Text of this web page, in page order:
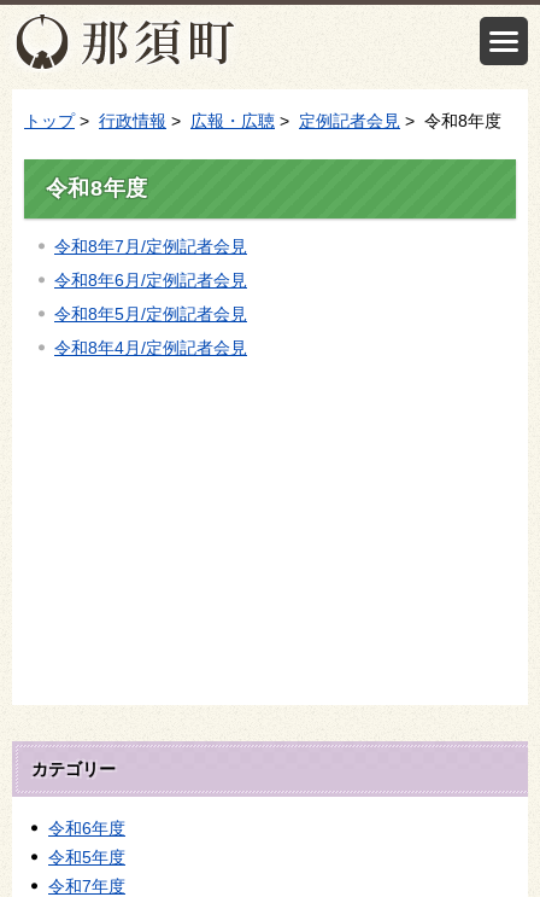
トップ> 行政情報 > 広報・広聴 > 定例記者会見 > 令和8年度
令和8年度
令和8年7月/定例記者会見
令和8年6月/定例記者会見
令和8年5月/定例記者会見
令和8年4月/定例記者会見
カテゴリー
令和6年度
令和5年度
令和7年度